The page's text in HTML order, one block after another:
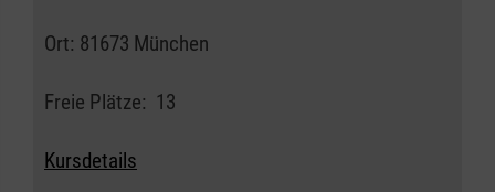
Ort: 81673 München
Freie Plätze: 13
Kursdetails